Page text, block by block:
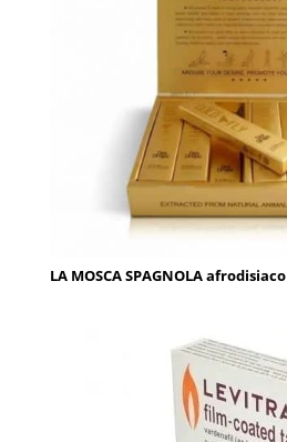
LA MOSCA SPAGNOLA afrodisiaco